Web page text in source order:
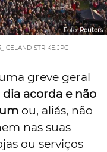
STRIKE.JPG
Foto:Reuters
greve geral
acorda e não
ou, aliás, não
nas suas
ou serviços